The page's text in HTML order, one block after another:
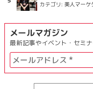
カテゴリ: 美人マーケ
メールマガジン
最新記事やイベント・セミ